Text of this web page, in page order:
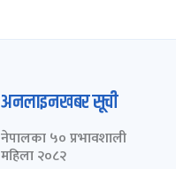
अनलाइनखबर सूची
नेपालका ५० प्रभावशाली
महिला २०८२